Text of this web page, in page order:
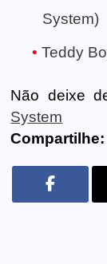
System)
Teddy
Não deixe
System
Compartilhe: